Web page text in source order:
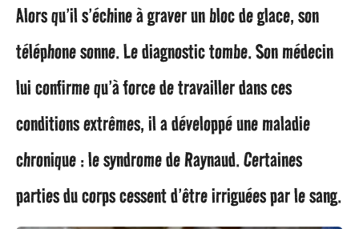
Alors qu’il s’échine à graver un bloc de glace, son
téléphone sonne. Le diagnostic tombe. Son médecin
lui confirme qu’à force de travailler dans ces
conditions extrêmes, il a développé une maladie
chronique : le syndrome de Raynaud. Certaines
parties du corps cessent d’être irriguées par le sang.